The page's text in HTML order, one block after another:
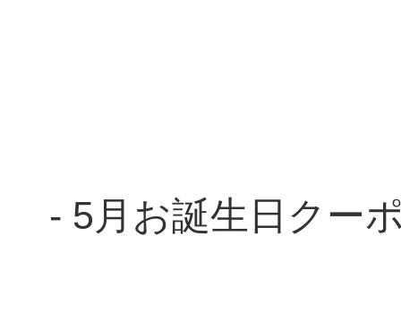
- 5月お誕生日クー